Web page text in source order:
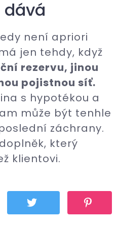
dává
není apriori
jen tehdy, když
rezervu, jinou
pojistnou síť.
s hypotékou a
může být tenhle
záchrany.
který
klientovi.